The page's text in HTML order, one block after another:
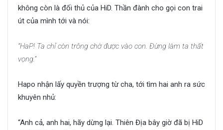
không còn là đối thủ của HiD. Thần đành cho gọi con trai
út của mình tới và nói:
“HaP! Ta chỉ còn trông chờ được vào con. Đừng làm ta thất
vọng.”
Hapo nhận lấy quyền trượng từ cha, tới tìm hai anh ra sức
khuyên nhủ:
“Anh cả, anh hai, hãy dừng lại. Thiên Địa bây giờ đã bị HiD